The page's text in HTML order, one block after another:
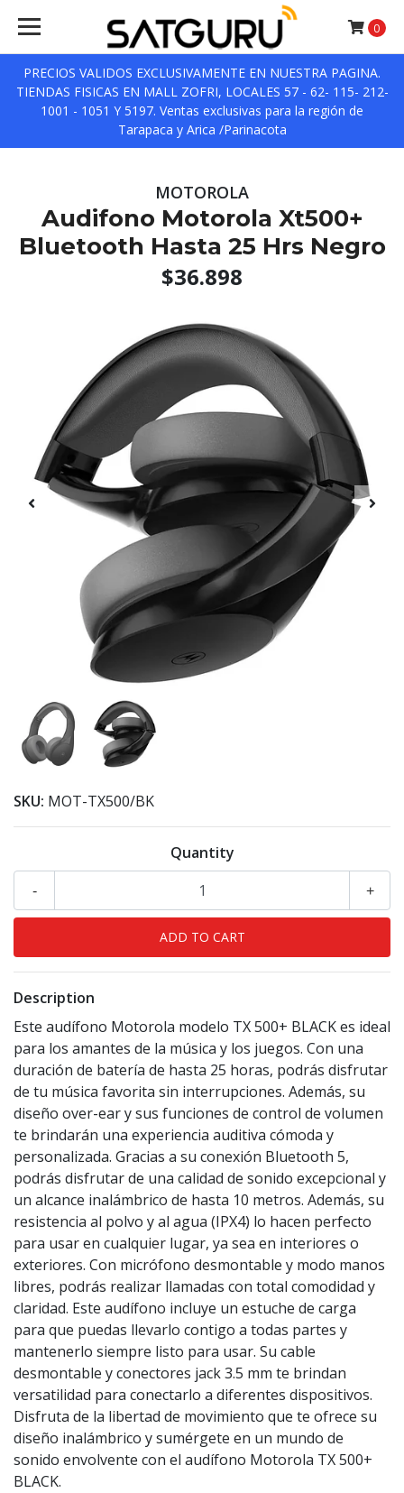
PRECIOS VALIDOS EXCLUSIVAMENTE EN NUESTRA PAGINA.
TIENDAS FISICAS EN MALL ZOFRI, LOCALES 57 - 62- 115- 212-
1001 - 1051 Y 5197. Ventas exclusivas para la región de
Tarapaca y Arica /Parinacota
0
MOTOROLA
Audifono Motorola Xt500+
Bluetooth Hasta 25 Hrs Negro
$36.898
SKU: MOT-TX500/BK
Quantity
+
-
Description
Este audífono Motorola modelo TX 500+ BLACK es ideal
para los amantes de la música y los juegos. Con una
duración de batería de hasta 25 horas, podrás disfrutar
de tu música favorita sin interrupciones. Además, su
diseño over-ear y sus funciones de control de volumen
te brindarán una experiencia auditiva cómoda y
personalizada. Gracias a su conexión Bluetooth 5,
podrás disfrutar de una calidad de sonido excepcional y
un alcance inalámbrico de hasta 10 metros. Además, su
resistencia al polvo y al agua (IPX4) lo hacen perfecto
para usar en cualquier lugar, ya sea en interiores o
exteriores. Con micrófono desmontable y modo manos
libres, podrás realizar llamadas con total comodidad y
claridad. Este audífono incluye un estuche de carga
para que puedas llevarlo contigo a todas partes y
mantenerlo siempre listo para usar. Su cable
desmontable y conectores jack 3.5 mm te brindan
versatilidad para conectarlo a diferentes dispositivos.
Disfruta de la libertad de movimiento que te ofrece su
diseño inalámbrico y sumérgete en un mundo de
sonido envolvente con el audífono Motorola TX 500+
BLACK.